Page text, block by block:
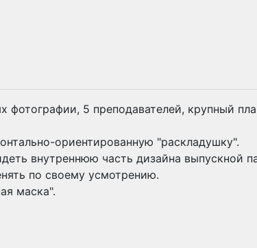
5 преподавателей, крупный
ориентированную "раскладушку".
внутреннюю часть дизайна выпускной
по своему усмотрению.
маска".